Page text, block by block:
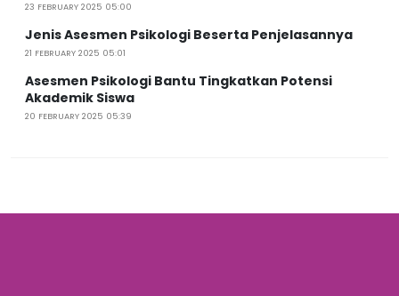
23 FEBRUARY 2025 05:00
Jenis Asesmen Psikologi Beserta Penjelasannya
21 FEBRUARY 2025 05:01
Asesmen Psikologi Bantu Tingkatkan Potensi
Akademik Siswa
20 FEBRUARY 2025 05:39